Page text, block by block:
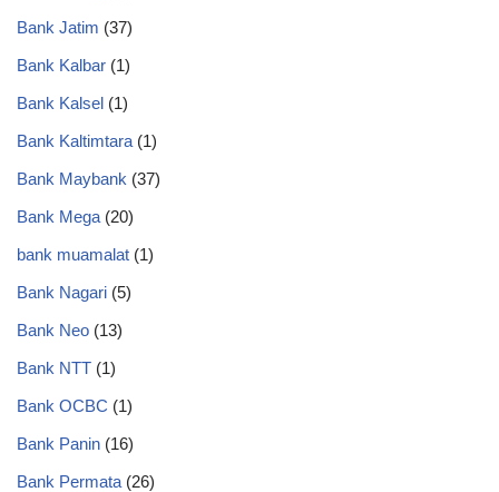
Bank Jatim (37)
Bank Kalbar (1)
Bank Kalsel (1)
Bank Kaltimtara (1)
Bank Maybank (37)
Bank Mega (20)
bank muamalat (1)
Bank Nagari (5)
Bank Neo (13)
Bank NTT (1)
Bank OCBC (1)
Bank Panin (16)
Bank Permata (26)